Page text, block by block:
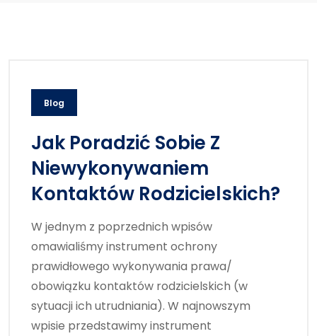
Blog
Jak Poradzić Sobie Z
Niewykonywaniem
Kontaktów Rodzicielskich?
W jednym z poprzednich wpisów
omawialiśmy instrument ochrony
prawidłowego wykonywania prawa/
obowiązku kontaktów rodzicielskich (w
sytuacji ich utrudniania). W najnowszym
wpisie przedstawimy instrument